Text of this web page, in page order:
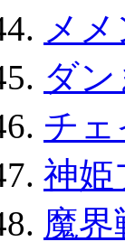
メ
ダ
チ
神姫
魔